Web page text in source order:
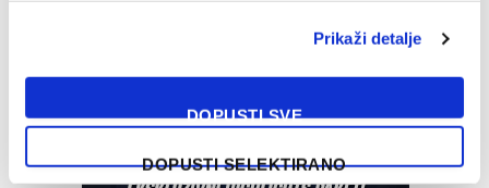
Prikaži detalje
DOPUSTI SVE
DOPUSTI SELEKTIRANO